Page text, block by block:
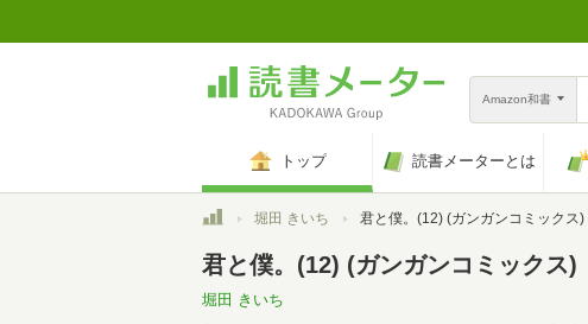
Amazon和書
トップ 読書メーターとは
トップ堀田 きいち 君と僕。(12) (ガンガンコミックス)
君と僕。(12) (ガンガンコミックス)
堀田 きいち